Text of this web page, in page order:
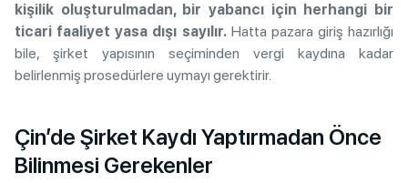
kişilik oluşturulmadan, bir yabancı için herhangi bir
ticari faaliyet yasa dışı sayılır.Hatta pazara giriş hazırlığı
bile, şirket yapısının seçiminden vergi kaydına kadar
belirlenmiş prosedürlere uymayı gerektirir.
Çin’de Şirket Kaydı Yaptırmadan Önce
Bilinmesi Gerekenler